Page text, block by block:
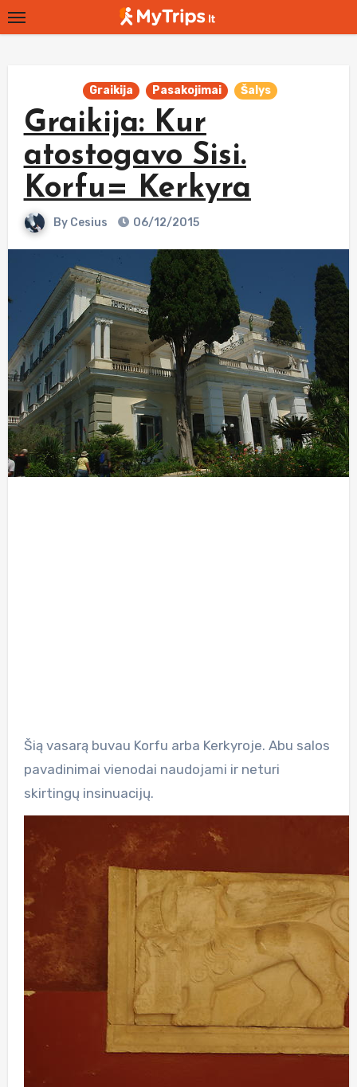
Skip
to
Graikija Pasakojimai Šalys
Graikija: Kur
atostogavo Sisi.
Korfu= Kerkyra
By Cesius 06/12/2015
Šią vasarą buvau Korfu arba Kerkyroje. Abu salos
pavadinimai vienodai naudojami ir neturi
skirtingų insinuacijų.